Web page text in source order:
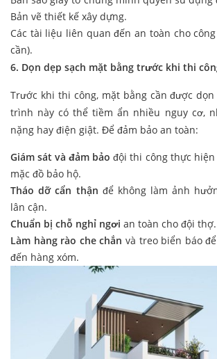
Bản vẽ thiết kế xây dựng.
Các tài liệu liên quan đến an toàn cho
cần).
6. Dọn dẹp sạch mặt bằng trước khi thi
Trước khi thi công, mặt bằng cần được dọn
trình này có thể tiềm ẩn nhiều nguy cơ,
nặng hay điện giật. Để đảm bảo an toàn:
Giám sát và đảm bảo đội thi công thực
mặc đồ bảo hộ.
Tháo dỡ cẩn thận để không làm ảnh
lân cận.
Chuẩn bị chỗ nghỉ ngơi an toàn cho đội thợ.
Làm hàng rào che chắn và treo biển báo
đến hàng xóm.